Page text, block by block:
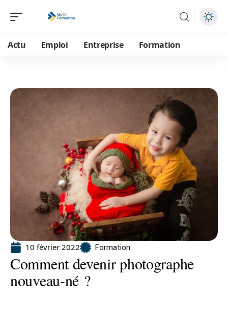
Actu Emploi Entreprise Formation
10 février 2022 Formation
Comment devenir photographe
nouveau-né ?